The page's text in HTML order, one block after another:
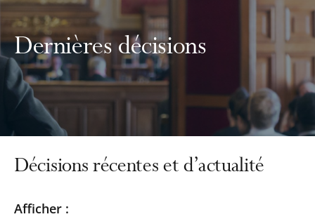
Dernières décisions
Décisions récentes et d’actualité
Passer
Passer
Afficher :